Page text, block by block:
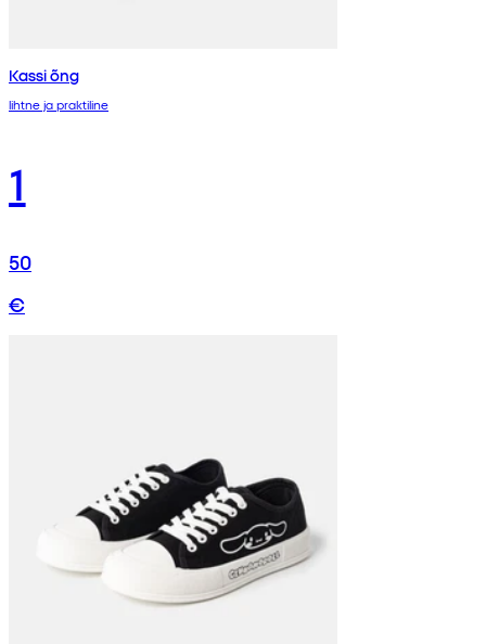
Kassi õng
lihtne ja praktiline
1
50
€